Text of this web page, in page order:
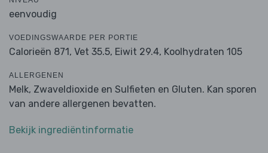
eenvoudig
VOEDINGSWAARDE PER PORTIE
Calorieën 871, Vet 35.5, Eiwit 29.4, Koolhydraten 105
ALLERGENEN
Melk, Zwaveldioxide en Sulfieten en Gluten. Kan sporen
van andere allergenen bevatten.
Bekijk ingrediëntinformatie